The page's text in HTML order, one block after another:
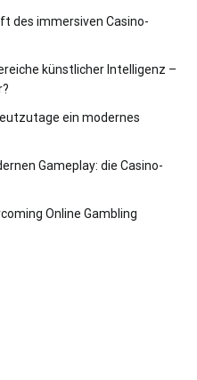
des immersiven Casino-
künstlicher Intelligenz –
ein modernes
Gameplay: die Casino-
Online Gambling